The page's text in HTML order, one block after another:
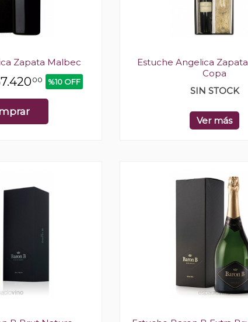
Zapata Malbec
00 %10 OFF
Estuche Angelica
Copa
SIN STOCK
Ver más